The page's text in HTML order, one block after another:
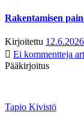
Rakentamisen
Kirjoitettu 12.6.2026
Ei kommentteja
Pääkirjoitus
Tapio Kivistö